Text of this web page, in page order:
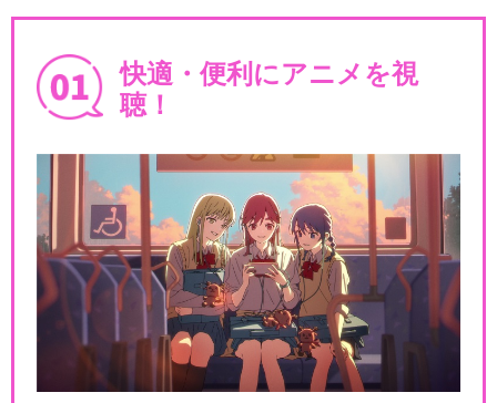
y…
BanG Dream! ガルパ☆ピコ
～大盛り～
快適・便利にアニメを視
聴！